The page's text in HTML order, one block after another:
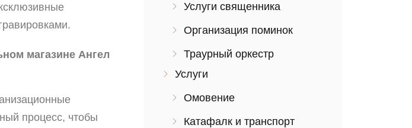
магазине Ангел
процесс, чтобы
Услуги священника
Организация поминок
Траурный оркестр
Услуги
Омовение
Катафалк и транспорт